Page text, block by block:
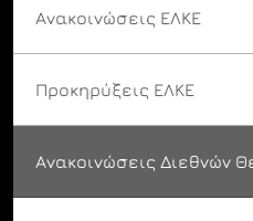
Ανακοινώσεις ΕΛΚΕ
Προκηρύξεις ΕΛΚΕ
Ανακοινώσεις Διεθνών